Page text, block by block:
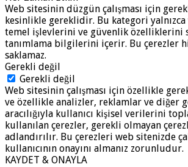
Web sitesinin düzgün çalışması için
kesinlikle gereklidir. Bu kategori
temel işlevlerini ve güvenlik özelliklerini
tanımlama bilgilerini içerir. Bu çerezler
saklamaz.
Gerekli değil
Gerekli değil
Web sitesinin çalışması için özellikle
ve özellikle analizler, reklamlar ve diğer
aracılığıyla kullanıcı kişisel verilerini
kullanılan çerezler, gerekli olmayan
adlandırılır. Bu çerezleri web sitenizde
kullanıcının onayını almanız zorunludur.
KAYDET & ONAYLA